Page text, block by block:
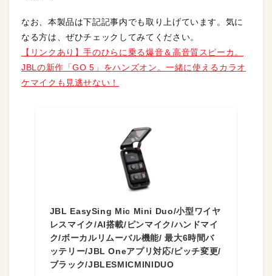
なお、本製品は下記記事内でも取り上げています。気に
なる方は、ぜひチェックしてみてください。
【リンクあり】手のひらに乗る爆音＆高音質スピーカ。
JBLの新作「GO 5」をハンズオン。一緒に使えるカラオ
ケマイクも見逃せない！
JBL EasySing Mic Mini Duo/小型ワイヤ
レスマイク/AI搭載/ピンマイク/ハンドマイ
ク/ボーカルリムーバル機能/ 最大6時間バ
ッテリー/JBL Oneアプリ対応/ピッチ変更/
ブラック/JBLESMICMINIDUO